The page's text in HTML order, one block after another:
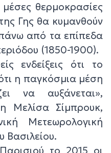
μέσες θερμοκρασίες
Γης θα κυμανθούν
πάνω από τα επίπεδα
(1850-1900).
ενδείξεις ότι το
η παγκόσμια μέση
να αυξάνεται»,
Μελίσα Σίμπρουκ,
Μετεωρολογική
Βασιλείου.